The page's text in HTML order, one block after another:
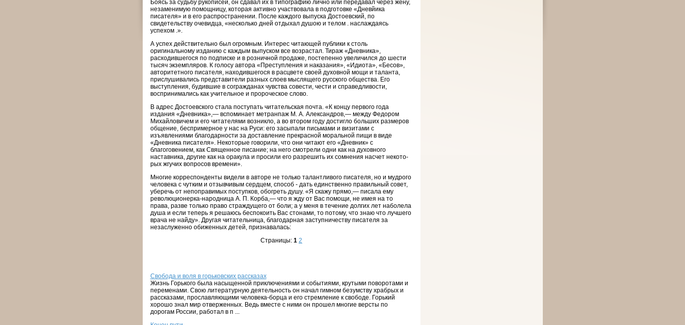
Боясь за судьбу рукописей, он сдавал их в типографию лично или передавал через жену,
незаменимую помощницу, которая активно участвовала в подготовке «Дневйика
писателя» и в его распространении. После каждого выпуска Достоевский, по
свидетельству очевидца, «несколько дней отдыхал душою и телом . наслаждаясь
успехом .».
А успех действительно был огромным. Интерес читающей публики к столь
оригинальному изданию с каждым выпуском все возрастал. Тираж «Дневника»,
расходившегося по подписке и в розничной продаже, постепенно увеличился до шести
тысяч экземпляров. К голосу автора «Преступления и наказания», «Идиота», «Бесов»,
авторитетного писателя, находившегося в расцвете своей духовной мощи и таланта,
прислушивались представители разных слоев мыслящего русского общества. Его
выступления, будившие в согражданах чувства совести, чести и справедливости,
воспринимались как учительное и пророческое слово.
В адрес Достоевского стала поступать читательская почта. «К концу первого года
издания «Дневника»,— вспоминает метранпаж М. А. Алек­сандров,— между Федором
Михайловичем и его читателями возникло, а во втором году достигло больших размеров
общение, беспримерное у нас на Руси: его засыпали письмами и визитами с
изъявлениями благодарности за доставление прекрасной моральной пищи в виде
«Дневника писателя». Некоторые говорили, что они читают его «Дневник» с
благоговением, как Священное писание; на него смотрели одни как на духовного
наставника, другие как на оракула и просили его разрешить их сомнения насчет некото­
рых жгучих вопросов времени».
Многие корреспонденты видели в авторе не только талантливого писателя, но и мудрого
человека с чутким и отзывчивым сердцем, способ - дать единственно правильный совет,
уберечь от непоправимых поступков, обогреть душу. «Я скажу прямо,— писала ему
революционерка-народ­ница А. П. Корба,— что я жду от Вас помощи, не имея на то
права, разве только право страждущего от боли; а у меня в течение долгих лет наболела
душа и если теперь я решаюсь беспокоить Вас стонами, то потому, что знаю что лучшего
врача не найду». Другая читательница, благодарная заступничеству писателя за
незаслуженно обиженных детей, признавалась:
Страницы: 1 2
Свобода и воля в горьковских рассказах
Жизнь Горького была насыщенной приключениями и событиями, крутыми поворотами и
переменами. Свою литературную деятельность он начал гимном безумству храбрых и
рассказами, прославляющими человека-борца и его стремление к свободе. Горький
хорошо знал мир отверженных. Ведь вместе с ними он прошел многие версты по
дорогам России, работал в п ...